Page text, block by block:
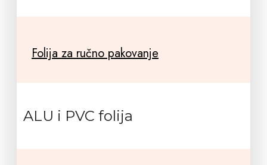
Folija za ručno pakovanje
ALU i PVC folija